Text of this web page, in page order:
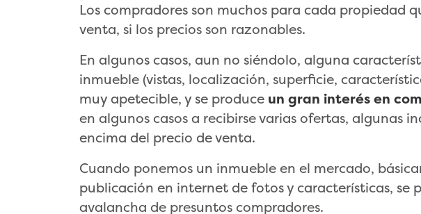
Los compradores son muchos para cada propiedad
venta, si los precios son razonables.
En algunos casos, aun no siéndolo, alguna
inmueble (vistas, localización, superficie,
muy apetecible, y se produce un gran interés en
en algunos casos a recibirse varias ofertas, algunas
encima del precio de venta.
Cuando ponemos un inmueble en el mercado,
publicación en internet de fotos y características, se
avalancha de presuntos compradores.